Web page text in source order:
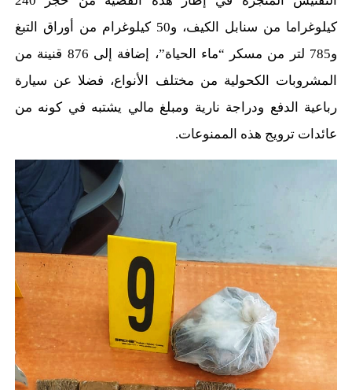
كيلوغراما من سنابل الكيف، و50 كيلوغرام من أوراق التبغ
و785 لتر من مسكر “ماء الحياة”، إضافة إلى 876 قنينة من
المشروبات الكحولية من مختلف الأنواع، فضلا عن سيارة
رباعية الدفع ودراجة نارية ومبلغ مالي يشتبه في كونه من
عائدات ترويج هذه الممنوعات.